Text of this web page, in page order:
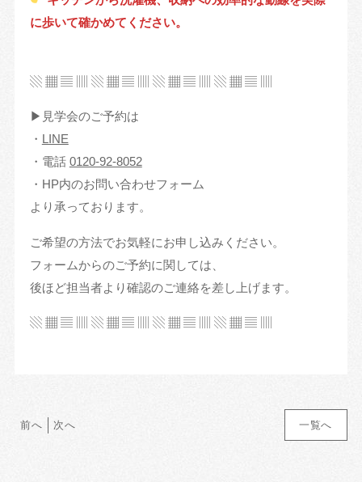
に歩いて確かめてください。
▧ ▦ ▤ ▥ ▧ ▦ ▤ ▥ ▧ ▦ ▤ ▥ ▧ ▦ ▤ ▥
▶︎見学会のご予約は
・ LINE
・電話 0120-92-8052
・HP内のお問い合わせフォーム
より承っております。
ご希望の方法でお気軽にお申し込みください。
フォームからのご予約に関しては、
後ほど担当者より確認のご連絡を差し上げます。
▧ ▦ ▤ ▥ ▧ ▦ ▤ ▥ ▧ ▦ ▤ ▥ ▧ ▦ ▤ ▥
一覧へ
前へ 次へ